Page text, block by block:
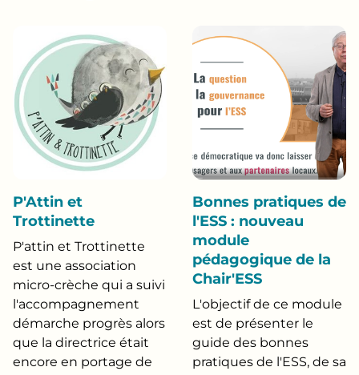
P'Attin et
Trottinette
P'attin et Trottinette
est une association
micro-crèche qui a suivi
l'accompagnement
démarche progrès alors
que la directrice était
encore en portage de
Bonnes pratiques de
l'ESS : nouveau
module
pédagogique de la
Chair'ESS
L'objectif de ce module
est de présenter le
guide des bonnes
pratiques de l'ESS, de sa